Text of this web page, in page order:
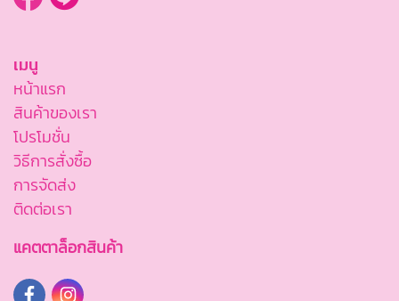
เมนู
หน้าแรก
สินค้าของเรา
โปรโมชั่น
วิธีการสั่งซื้อ
การจัดส่ง
ติดต่อเรา
แคตตาล็อกสินค้า